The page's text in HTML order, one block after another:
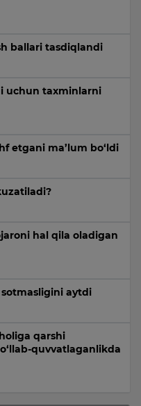
ballari tasdiqlandi
uchun taxminlarni
etgani ma’lum bo‘ldi
hal qila oladigan
aytdi
qarshi
quvvatlaganlikda